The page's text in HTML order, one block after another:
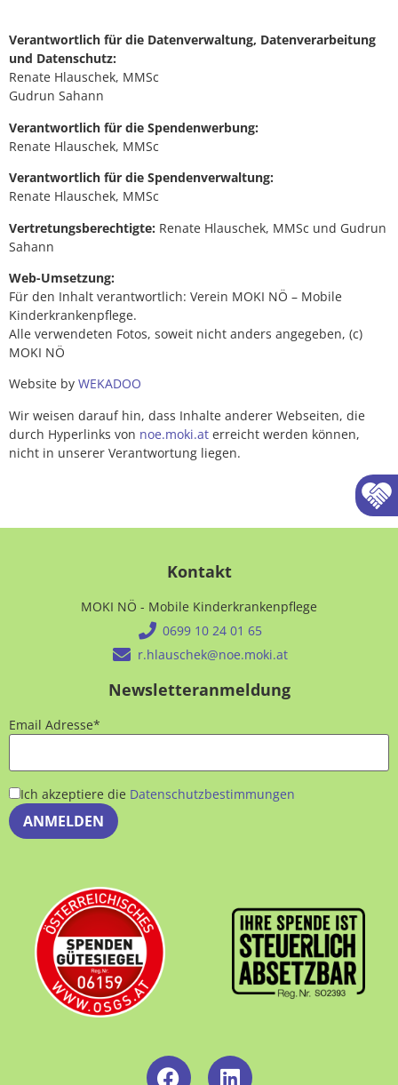
Verantwortlich für die Datenverwaltung, Datenverarbeitung
und Datenschutz:
Renate Hlauschek, MMSc
Gudrun Sahann
Verantwortlich für die Spendenwerbung:
Renate Hlauschek, MMSc
Verantwortlich für die Spendenverwaltung:
Renate Hlauschek, MMSc
Vertretungsberechtigte: Renate Hlauschek, MMSc und Gudrun
Sahann
Web-Umsetzung:
Für den Inhalt verantwortlich: Verein MOKI NÖ – Mobile
Kinderkrankenpflege.
Alle verwendeten Fotos, soweit nicht anders angegeben, (c)
MOKI NÖ
Website by WEKADOO
Wir weisen darauf hin, dass Inhalte anderer Webseiten, die
durch Hyperlinks von noe.moki.at erreicht werden können,
nicht in unserer Verantwortung liegen.
Kontakt
MOKI NÖ - Mobile Kinderkrankenpflege
0699 10 24 01 65
r.hlauschek@noe.moki.at
Newsletteranmeldung
Email Adresse*
Ich akzeptiere die Datenschutzbestimmungen